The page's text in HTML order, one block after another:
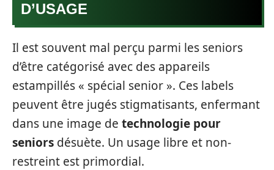
D’USAGE
Il est souvent mal perçu parmi les seniors
d’être catégorisé avec des appareils
estampillés « spécial senior ». Ces labels
peuvent être jugés stigmatisants, enfermant
dans une image de technologie pour
seniors désuète. Un usage libre et non-
restreint est primordial.